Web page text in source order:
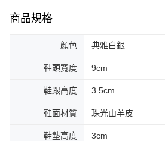
商品規格
顏色 典雅白銀
鞋頭寬度 9cm
鞋跟高度 3.5cm
鞋面材質 珠光山羊皮
鞋墊高度 3cm